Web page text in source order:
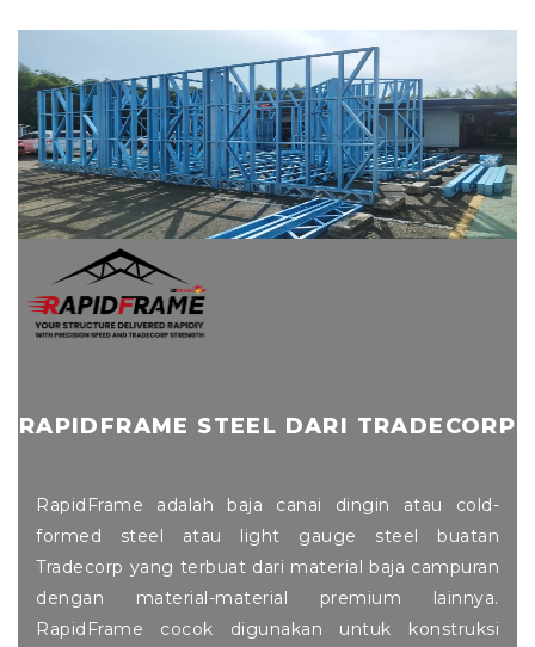
RAPIDFRAME STEEL DARI TRADECORP
RapidFrame adalah baja canai dingin atau cold-
formed steel atau light gauge steel buatan
Tradecorp yang terbuat dari material baja campuran
dengan material-material premium lainnya.
RapidFrame cocok digunakan untuk konstruksi